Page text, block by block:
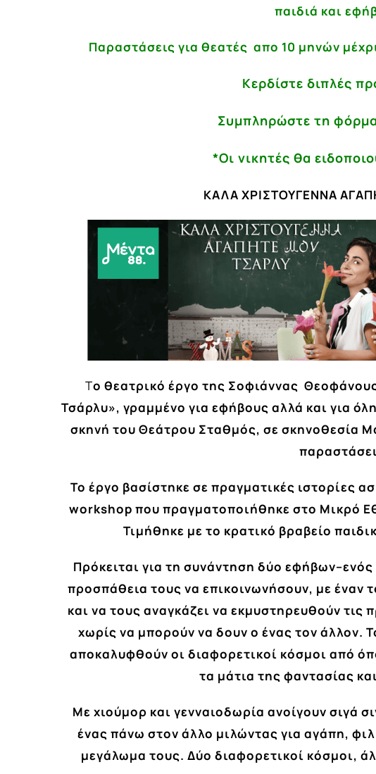
παιδιά και
Παραστάσεις για θεατές απο 10 μηνών
Κερδίστε διπλές
Συμπληρώστε τη
*Οι νικητές θα
ΚΑΛΑ ΧΡΙΣΤΟΥΓΕΝΝΑ
Το θεατρικό έργο της Σοφιάννας
Τσάρλυ», γραμμένο για εφήβους αλλά και για
σκηνή του Θεάτρου Σταθμός, σε σκηνοθεσία
Το έργο βασίστηκε σε πραγματικές ιστορίες
workshop που πραγματοποιήθηκε στο Μικρό
Τιμήθηκε με το κρατικό βραβείο
Πρόκειται για τη συνάντηση δύο εφήβων–ενός
προσπάθεια τους να επικοινωνήσουν, με έναν
και να τους αναγκάζει να εκμυστηρευθούν τις
χωρίς να μπορούν να δουν ο ένας τον άλλον.
αποκαλυφθούν οι διαφορετικοί κόσμοι από
τα μάτια της φαντασίας
Με χιούμορ και γενναιοδωρία ανοίγουν σιγά
ένας πάνω στον άλλο μιλώντας για αγάπη,
μεγάλωμα τους. Δύο διαφορετικοί κόσμοι,